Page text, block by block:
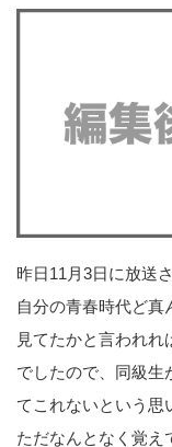
昨日11月3日に放送
自分の青春時代ど真
見てたかと言われ
でしたので、同級生
てこれないという思
ただなんとなく覚え